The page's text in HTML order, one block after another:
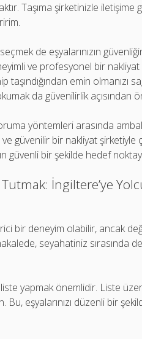
Taşıma şirketinizle iletişime
de eşyalarınızın
ve profesyonel bir nakliyat
taşındığından emin olmanızı
da güvenilirlik açısından
yöntemleri arasında
güvenilir bir nakliyat şirketiyle
güvenli bir şekilde hedef
İngiltere’ye
bir deneyim olabilir, ancak
seyahatiniz sırasında
yapmak önemlidir. Liste
Bu, eşyalarınızı düzenli bir